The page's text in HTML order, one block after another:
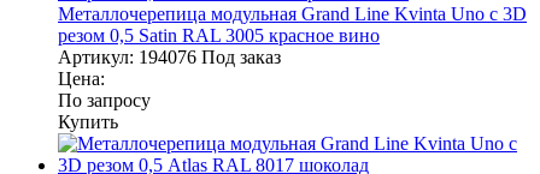
Металлочерепица модульная Grand Line Kvinta Uno c 3D
резом 0,5 Satin RAL 3005 красное вино
Артикул: 194076 Под заказ
Цена:
По запросу
Купить